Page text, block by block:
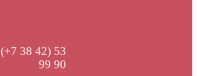
(+7 38 42) 53
99 90